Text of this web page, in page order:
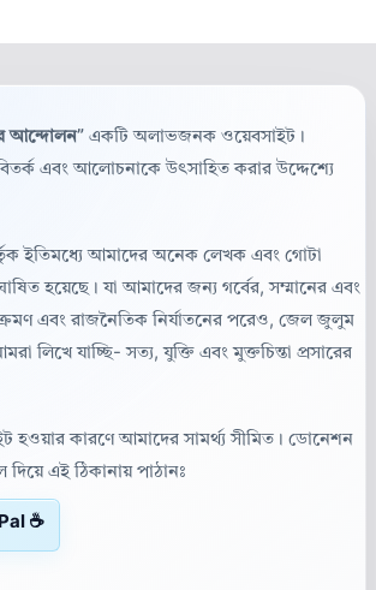
আন্দোলন” একটি অলাভজনক ওয়েবসাইট।
এবং আলোচনাকে উৎসাহিত করার উদ্দেশ্যে
ইতিমধ্যে আমাদের অনেক লেখক এবং গোটা
হয়েছে। যা আমাদের জন্য গর্বের, সম্মানের এবং
এবং রাজনৈতিক নির্যাতনের পরেও, জেল জুলুম
লিখে যাচ্ছি- সত্য, যুক্তি এবং মুক্তচিন্তা প্রসারের
কারণে আমাদের সামর্থ্য সীমিত। ডোনেশন
দিয়ে এই ঠিকানায় পাঠানঃ
☕